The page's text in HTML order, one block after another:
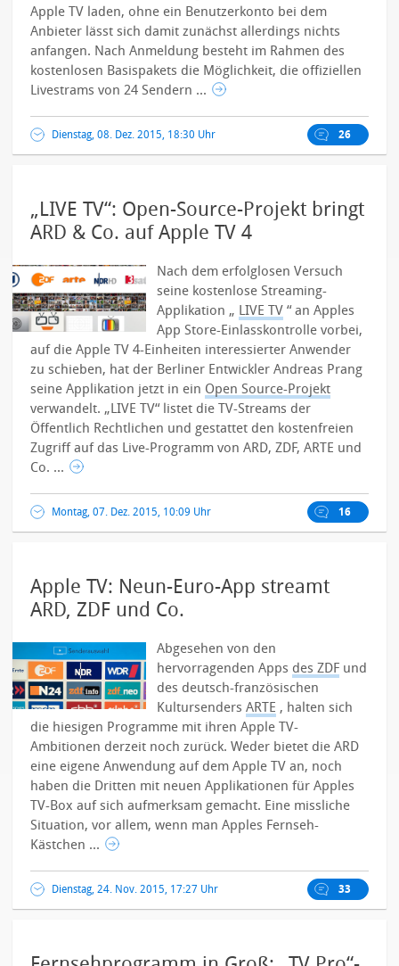
Apple TV laden, ohne ein Benutzerkonto bei dem
Anbieter lässt sich damit zunächst allerdings nichts
anfangen. Nach Anmeldung besteht im Rahmen des
kostenlosen Basispakets die Möglichkeit, die offiziellen
Livestrams von 24 Sendern ...
Dienstag, 08. Dez. 2015, 18:30 Uhr 26
„LIVE TV“: Open-Source-Projekt bringt
ARD & Co. auf Apple TV 4
Nach dem erfolglosen Versuch
seine kostenlose Streaming-
Applikation „ LIVE TV “ an Apples
App Store-Einlasskontrolle vorbei,
auf die Apple TV 4-Einheiten interessierter Anwender
zu schieben, hat der Berliner Entwickler Andreas Prang
seine Applikation jetzt in ein Open Source-Projekt
verwandelt. „LIVE TV“ listet die TV-Streams der
Öffentlich Rechtlichen und gestattet den kostenfreien
Zugriff auf das Live-Programm von ARD, ZDF, ARTE und
Co. ...
Montag, 07. Dez. 2015, 10:09 Uhr 16
Apple TV: Neun-Euro-App streamt
ARD, ZDF und Co.
Abgesehen von den
hervorragenden Apps des ZDF und
des deutsch-französischen
KultursendersARTE , halten sich
die hiesigen Programme mit ihren Apple TV-
Ambitionen derzeit noch zurück. Weder bietet die ARD
eine eigene Anwendung auf dem Apple TV an, noch
haben die Dritten mit neuen Applikationen für Apples
TV-Box auf sich aufmerksam gemacht. Eine missliche
Situation, vor allem, wenn man Apples Fernseh-
Kästchen ...
Dienstag, 24. Nov. 2015, 17:27 Uhr 33